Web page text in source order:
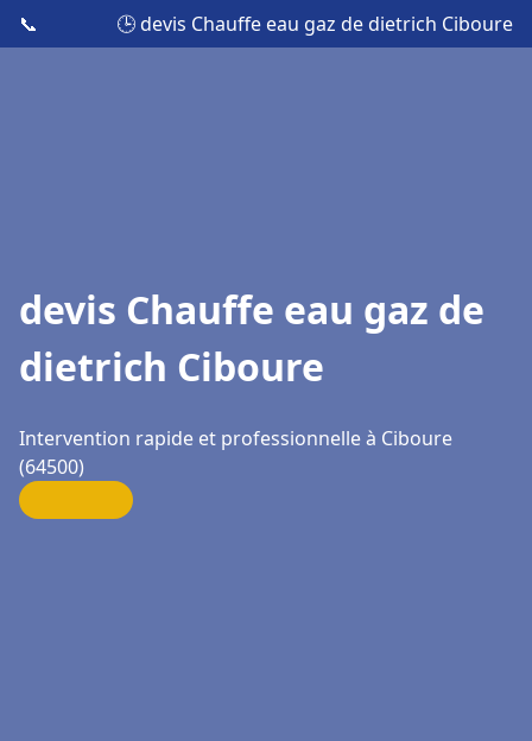
📞 🕒 devis Chauffe eau gaz de dietrich Ciboure
devis Chauffe eau gaz de
dietrich Ciboure
Intervention rapide et professionnelle à Ciboure
(64500)